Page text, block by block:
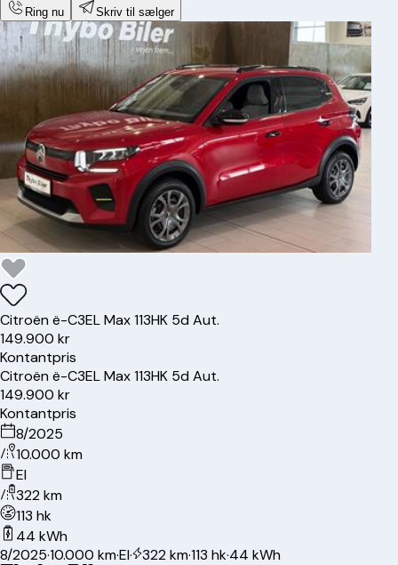
Ring nu Skriv til sælger
Citroënë-C3EL Max 113HK 5d Aut.
149.900 kr
Kontantpris
Citroënë-C3EL Max 113HK 5d Aut.
149.900 kr
Kontantpris
8/2025
10.000 km
El
322 km
113 hk
44 kWh
8/2025·10.000 km·El· 322 km·113 hk·44 kWh